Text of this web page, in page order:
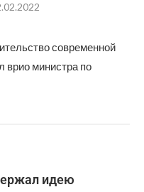
современной
врио министра по
идею